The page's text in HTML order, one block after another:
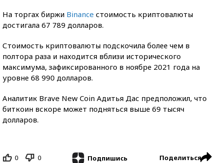
На торгах биржи Binance стоимость криптовалюты
достигала 67 789 долларов.
Стоимость криптовалюты подскочила более чем в
полтора раза и находится вблизи исторического
максимума, зафиксированного в ноябре 2021 года на
уровне 68 990 долларов.
Аналитик Brave New Coin Адитья Дас предположил, что
биткоин вскоре может подняться выше 69 тысяч
долларов.
0 0 Подпишись Поделиться